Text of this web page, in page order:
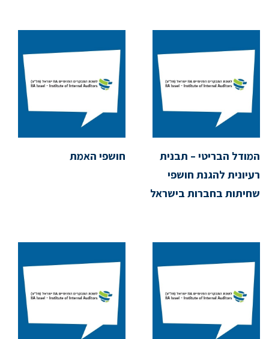
המודל הבריטי – תבנית
רעיונית להגנת חושפי
שחיתות בחברות בישראל
חושפי האמת